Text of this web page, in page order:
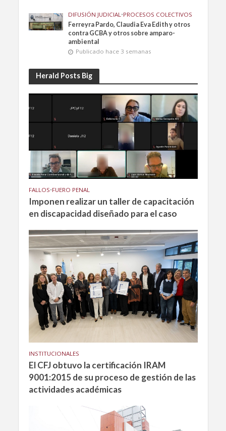
DIFUSIÓN JUDICIAL•PROCESOS COLECTIVOS
Ferreyra Pardo, Claudia Eva Edith y otros
contra GCBA y otros sobre amparo-
ambiental
Publicado hace 3 semanas
Herald Posts Big
FALLOS•FUERO PENAL
Imponen realizar un taller de capacitación
en discapacidad diseñado para el caso
INSTITUCIONALES
El CFJ obtuvo la certificación IRAM
9001:2015 de su proceso de gestión de las
actividades académicas